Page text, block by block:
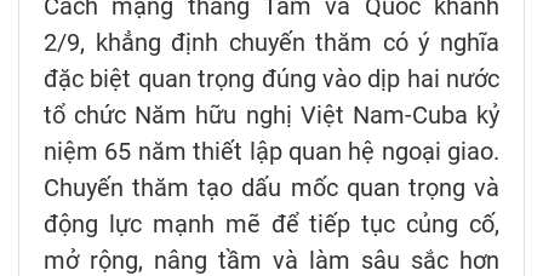
2/9, khẳng định chuyến thăm có ý nghĩa
đặc biệt quan trọng đúng vào dịp hai nước
tổ chức Năm hữu nghị Việt Nam-Cuba kỷ
niệm 65 năm thiết lập quan hệ ngoại giao.
Chuyến thăm tạo dấu mốc quan trọng và
động lực mạnh mẽ để tiếp tục củng cố,
mở rộng, nâng tầm và làm sâu sắc hơn